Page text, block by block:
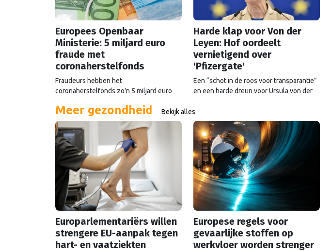
Europees Openbaar
Ministerie: 5 miljard euro
fraude met
coronaherstelfonds
Fraudeurs hebben het
coronaherstelfonds zo'n 5 miljard euro
waarschuwt al langer voor de
kwetsbaarheid van het fonds.
Harde klap voor Von der
Leyen: Hof oordeelt
vernietigend over
'Pfizergate'
Een “schot in de roos voor transparantie”
en een harde dreun voor Ursula von der
Europese Commissie de sms-berichten
van voorzitter Von der Leyen met Pfizer-
topman wél openbaar had moeten maken.
Meer gezondheid Bekijk alles
Europarlementariërs willen
strengere EU-aanpak tegen
hart- en vaatziekten
Europese regels voor
gevaarlijke stoffen op
werkvloer worden strenger